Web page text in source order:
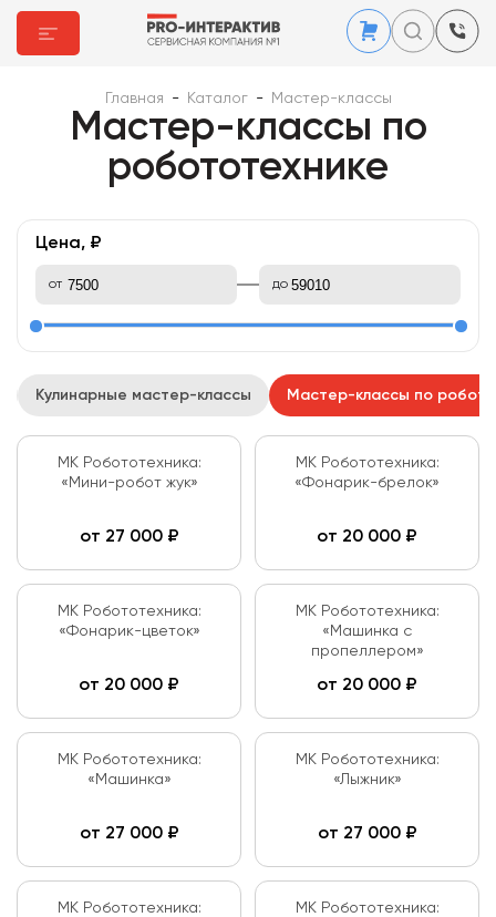
Главная - Каталог - Мастер-классы
Мастер-классы по
робототехнике
Цена, ₽
от до
Кулинарные мастер-классы Мастер-классы по
МК Робототехника:
«Мини-робот жук»
от 27 000₽
МК Робототехника:
«Фонарик-брелок»
от 20 000 ₽
МК Робототехника:
«Фонарик-цветок»
от 20 000 ₽
МК Робототехника:
«Машинка с
пропеллером»
от 20 000 ₽
МК Робототехника:
«Машинка»
от 27 000₽
МК Робототехника:
«Лыжник»
от 27 000₽
МК Робототехника:
МК Робототехника: